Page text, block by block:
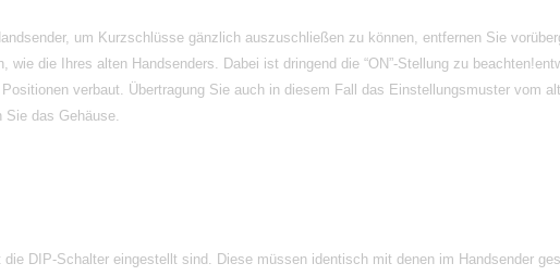
um Kurzschlüsse gänzlich auszuschließen zu können, entfernen Sie
die Ihres alten Handsenders. Dabei ist dringend die “ON”-Stellung zu
verbaut. Übertragung Sie auch in diesem Fall das Einstellungsmuster vom
Sie das Gehäuse.
DIP-Schalter eingestellt sind. Diese müssen identisch mit denen im Handsender